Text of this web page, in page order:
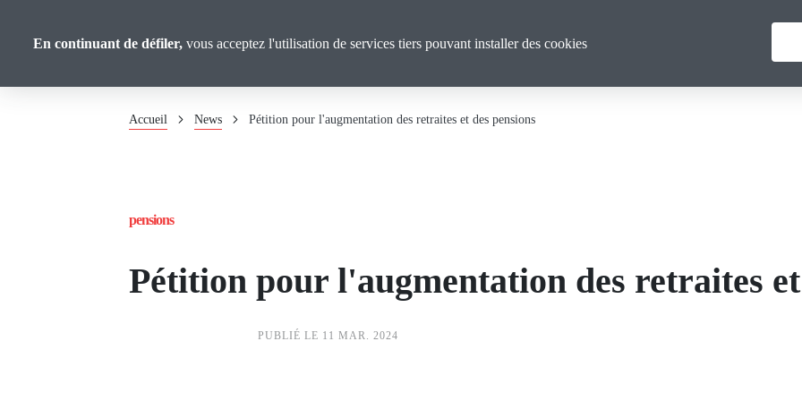
Confédérale
principal
Qui sommes nous ?
Accueil News Pétition pour l'augmentation des retraites et des pensions
pensions
Pétition pour l'augmentation des retraites et
PUBLIÉ LE 11 MAR. 2024
En continuant de défiler, vous acceptez l'utilisation de services tiers pouvant installer des cookies